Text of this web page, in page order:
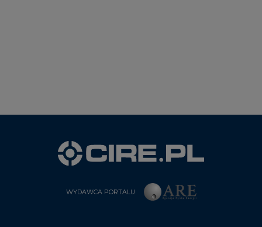
WYDAWCA PORTALU